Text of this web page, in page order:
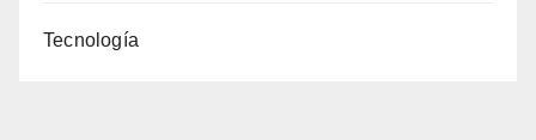
Tecnología